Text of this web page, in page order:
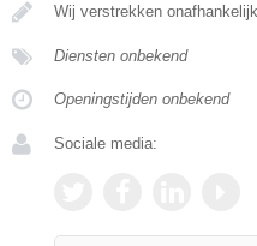
Wij verstrekken
Diensten onbekend
Openingstijden onbekend
Sociale media: